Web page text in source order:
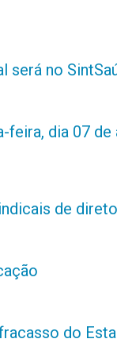
será no
feira, dia 07
de
do